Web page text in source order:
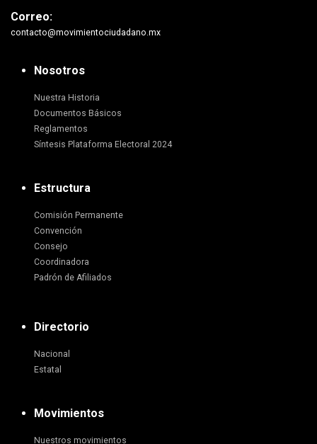
Correo:
contacto@movimientociudadano.mx
Nosotros
Nuestra Historia
Documentos Básicos
Reglamentos
Síntesis Plataforma Electoral 2024
Estructura
Comisión Permanente
Convención
Consejo
Coordinadora
Padrón de Afiliados
Directorio
Nacional
Estatal
Movimientos
Nuestros movimientos